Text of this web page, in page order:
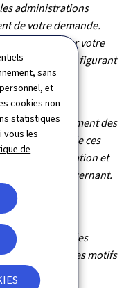
sans
et
cookies non
statistiques
vous les
de
administrations
de votre demande.
concernée par votre
des données figurant
relatif à la
du traitement des
circulation de ces
de rectification et
vous concernant.
votre
de vos données
pouvez, pour des motifs